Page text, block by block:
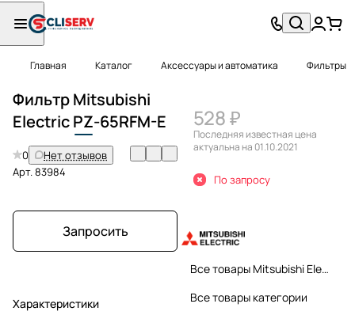
Главная Каталог Аксессуары и автоматика Фильтры
Фильтр Mitsubishi
ElectricPZ-65RFM-E
0
Нет отзывов
Арт.83984
Запросить
Характеристики
528 ₽
Последняя известная цена
актуальна на 01.10.2021
По запросу
Все товары Mitsubishi Electric
Все товары категории